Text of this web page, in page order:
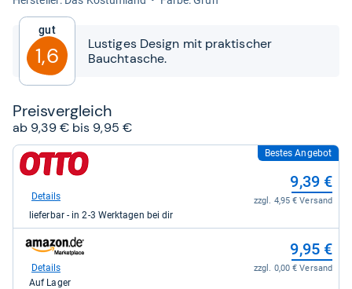
von
SternenGut
1,6
Lustiges Design mit praktischer
Bauchtasche.
Preis­ver­gleich
ab 9,39 € bis 9,95 €
zum
Shop:
Otto.de
9,39
kaufen.
Bestes Angebot
9,39 €
zzgl. 4,95 € Versand
Details
lieferbar - in 2-3 Werktagen bei dir
zum
Shop:
Amazon.de
9,95 €
zzgl. 0,00 € Versand
Details
Auf Lager